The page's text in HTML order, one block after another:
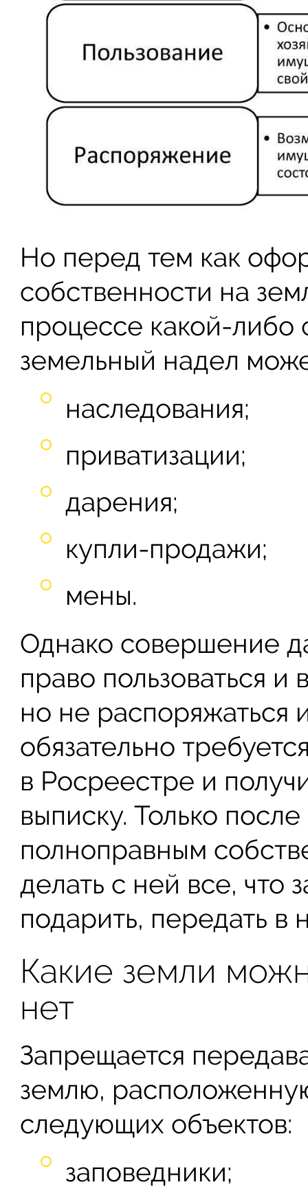
Но перед тем как
собственности на
процессе какой-либо
земельный надел
наследования;
приватизации;
дарения;
купли-продажи;
мены.
Однако совершение
право пользоваться
но не распоряжаться
обязательно
в Росреестре и
выписку. Только
полноправным
делать с ней все, что
подарить, передать в
Какие земли
нет
Запрещается
землю,
следующих объектов:
заповедники;